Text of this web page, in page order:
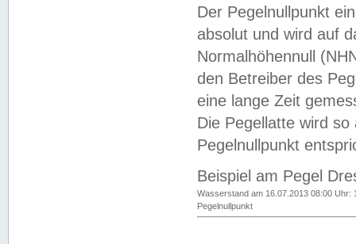
Der Pegelnullpunkt
absolut und wird auf
Normalhöhennull
den Betreiber des
eine lange Zeit
Die Pegellatte wird
Pegelnullpunkt
Beispiel am Pegel
Wasserstand am 16.07.2013 08:00 Uhr:
Pegelnullpunkt